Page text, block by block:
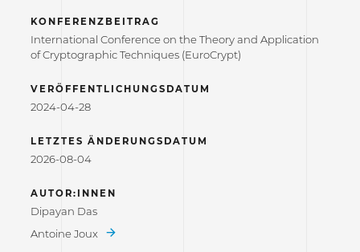
KONFERENZBEITRAG
International Conference on the Theory and Application
of Cryptographic Techniques (EuroCrypt)
VERÖFFENTLICHUNGSDATUM
2024-04-28
LETZTES ÄNDERUNGSDATUM
2026-08-04
AUTOR:INNEN
Dipayan Das
Antoine Joux